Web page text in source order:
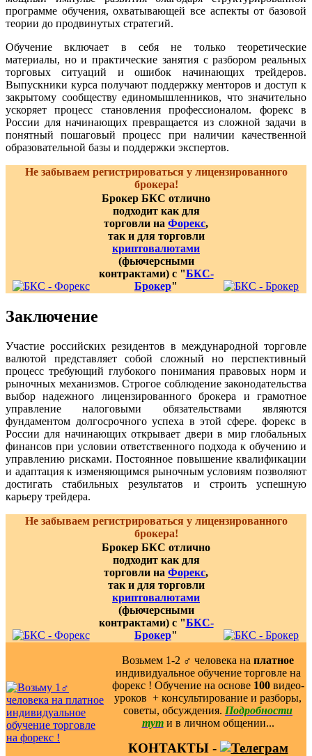
программе обучения, охватывающей все аспекты от базовой
теории до продвинутых стратегий.
Обучение включает в себя не только теоретические
материалы, но и практические занятия с разбором реальных
торговых ситуаций и ошибок начинающих трейдеров.
Выпускники курса получают поддержку менторов и доступ к
закрытому сообществу единомышленников, что значительно
ускоряет процесс становления профессионалом. форекс в
России для начинающих превращается из сложной задачи в
понятный пошаговый процесс при наличии качественной
образовательной базы и поддержки экспертов.
Не забываем регистрироваться у лицензированного
брокера!
Брокер БКС отлично
подходит как для
торговли на Форекс,
так и для торговли
криптовалютами
(фьючерсными
контрактами) с "БКС-
Брокер"
Заключение
Участие российских резидентов в международной торговле
валютой представляет собой сложный но перспективный
процесс требующий глубокого понимания правовых норм и
рыночных механизмов. Строгое соблюдение законодательства
выбор надежного лицензированного брокера и грамотное
управление налоговыми обязательствами являются
фундаментом долгосрочного успеха в этой сфере. форекс в
России для начинающих открывает двери в мир глобальных
финансов при условии ответственного подхода к обучению и
управлению рисками. Постоянное повышение квалификации
и адаптация к изменяющимся рыночным условиям позволяют
достигать стабильных результатов и строить успешную
карьеру трейдера.
Не забываем регистрироваться у лицензированного
брокера!
Брокер БКС отлично
подходит как для
торговли на Форекс,
так и для торговли
криптовалютами
(фьючерсными
контрактами) с "БКС-
Брокер"
Возьмем 1-2 ‍♂️ человека на платное
индивидуальное обучение торговле на
форекс ! Обучение на основе 100видео-
уроков ️ + консультирование и разборы,
советы, обсуждения. Подробности
тут и в личном общении...
КОНТАКТЫ -